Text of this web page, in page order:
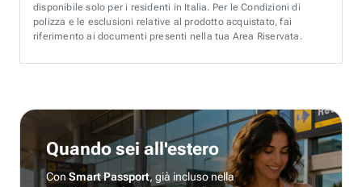
disponibile solo per i residenti in Italia. Per le Condizioni di
polizza e le esclusioni relative al prodotto acquistato, fai
riferimento ai documenti presenti nella tua Area Riservata.
Quando sei all'estero
ConSmart Passport, già incluso nella